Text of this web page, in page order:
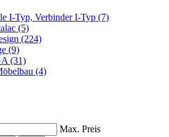
I-Typ, Verbinder I-Typ (7)
(5)
(224)
(9)
(31)
(4)
Max. Preis